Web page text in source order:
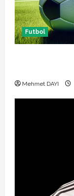
Futbol
Mehmet DAYI